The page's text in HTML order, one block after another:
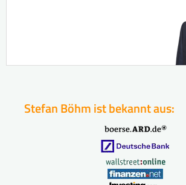
Stefan Böhm ist bekannt aus: